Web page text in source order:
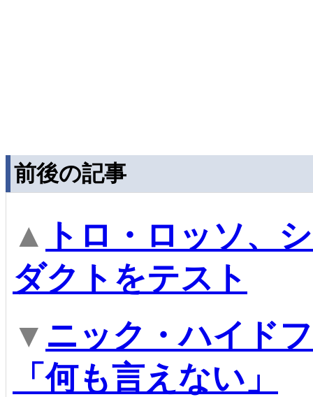
前後の記事
▲
トロ・ロッソ、
ダクトをテスト
▼ ニック・ハイド
「何も言えない」